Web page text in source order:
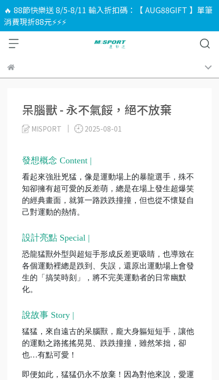
🔥 88節快樂送 8/5-8/11 輸入折扣碼：【 AUG88GIFT 】單筆
消費現折88元⚡⚡⚡
呆腦獸 - 永不氣餒，絕不放棄
MISPORT 2025-08-01
發想概念 Content |
看起來強壯兇猛，像是運動場上的暴龍選手，殊不
知卻擁有超可愛的反差萌，總是在場上發生超爆笑
的經典畫面，就算一路跌跌撞撞，但也從不懷疑自
己對運動的熱情。
設計亮點 Special |
恐龍猛獸外型與超短手形成反差更吸睛，也導致在
各個運動裡總是跌到、失誤，還原出運動場上會發
生的「搞笑時刻」，將不完美運動者的日常幽默
化。
說故事 Story |
猛猛，來自遠古的呆腦獸，龐大身軀短短手，讓他
的運動之路搖搖晃晃、跌跌撞撞，雖然笨拙，卻
也…有點可愛！
即便如此，猛猛仍永不放棄！因為對他來說，愛運